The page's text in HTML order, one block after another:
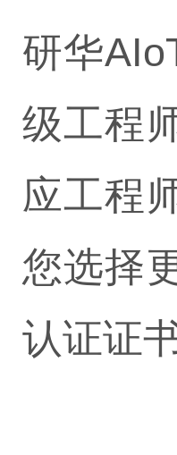
研华
级工程
应工程
您选择
认证证书